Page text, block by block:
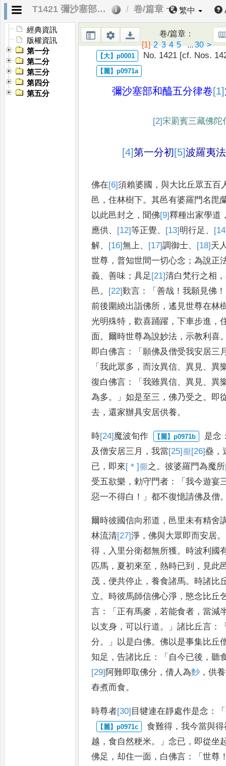
T1421 彌沙塞部和醯五分律 卷/篇章 一 繁中
經典資訊
版權資訊
第一分
第二分
第三分
第四分
第五分
卷/篇章 ：
[1] 2 3 4 5...30 >
No. 1421 [cf. Nos.
彌沙塞部和醯五分律卷[1]
[2]宋罽賓三藏佛陀
[4]第一分初[5]波羅夷法
佛在[6]須賴婆國 ，與大比丘眾五百
邑 ，住林樹下。其邑有婆羅門名毘
以此邑封之 ， 聞佛[9]釋種出家學道
應供、 [12]等正覺、 [13]明行足 、
解、 [16]無上 、 [17]調御士、 [18]天
世尊 ，普知世間一切心念 ；為說正
義、善味 ；具足[21]清白梵行之相 ，
邑。 [22]歎言 ：「善哉 ！我願見佛
前後圍繞出詣佛所 ，遙見世尊在林
光明殊特 ，歡喜踊躍 ，下車步進 ，
面。爾時世尊為說妙法 ， 示教利喜
即白佛言 ：「 願佛及僧受我安居三
「我此眾多 ，而汝異信、異見、異
復白佛言 ：「我雖異信、異見、異
為多 。」如是至三 ，佛乃受之 。
即
去 ，還家辦具安居供養。
時[24]魔波旬作 是念
及僧安居三月
，我當[25]𥜒[26]蠱 ，
已 ， 即來[＊]𥜒之 。彼婆羅門為魔所
受五欲樂 ，勅守門者 ：「我今遊宴
惡一不得白 ！」都不復憶請佛及僧
爾時彼國信向邪道 ， 邑里未有精舍
林流清[27]淨 ，佛與大眾 即而安居。
得 ， 入里分衛都無所獲。 時波利國
匹馬 ， 夏初來至 ，熱時已到 ， 見此
茂 ，便共停止 ，養食諸馬。 時諸比
立。 時彼馬師信佛心淨 ， 愍念比丘
言 ：「 正有馬麥 ， 若能食者 ，當減
以支身 ，可以行道。」諸比丘言 ：
分。」 以是白佛。佛以是事集比 丘
知足 ，告諸比丘 ：「 自今已後 ，聽
[29]阿難即取佛分 ，倩人為麨 ，供
舂煮而食。
時尊者[30] 目犍連在靜處作是念 ：「
食難得 ，我今當與
越 ，食自然粳米。」念已 ， 即從坐
佛足 ，却住一面 ， 白佛言 ：「世尊